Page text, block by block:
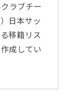
ラブチー
日本サッ
移籍リス
成してい